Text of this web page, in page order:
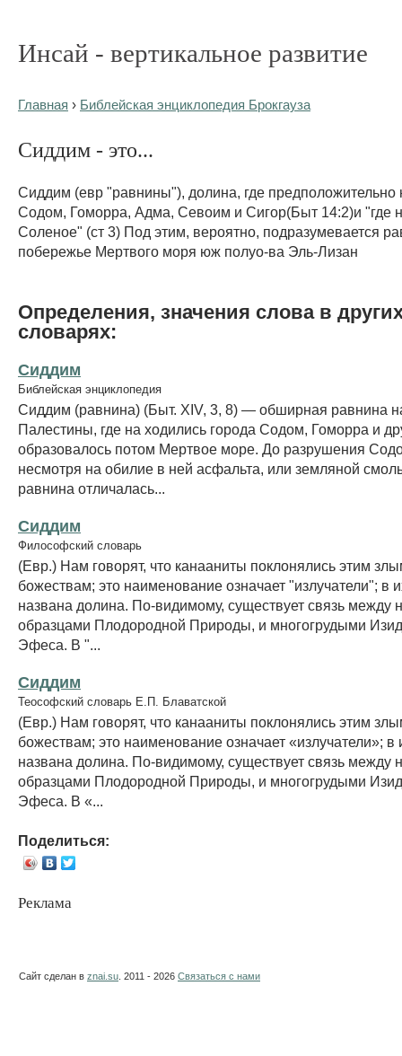
Инсай - вертикальное развитие
Главная › Библейская энциклопедия Брокгауза
Сиддим - это...
Сиддим (евр "равнины"), долина, где предположительно
Содом, Гоморра, Адма, Севоим и Сигор(Быт 14:2)и "где
Соленое" (ст 3) Под этим, вероятно, подразумевается
побережье Мертвого моря юж полуо-ва Эль-Лизан
Определения, значения слова в
словарях:
Сиддим
Библейская энциклопедия
Сиддим (равнина) (Быт. XIV, 3, 8) — обширная равнина
Палестины, где на ходились города Содом, Гоморра и
образовалось потом Мертвое море. До разрушения
несмотря на обилие в ней асфальта, или земляной
равнина отличалась...
Сиддим
Философский словарь
(Евр.) Нам говорят, что канааниты поклонялись этим
божествам; это наименование означает "излучатели"; в
названа долина. По-видимому, существует связь между
образцами Плодородной Природы, и многогрудыми
Эфеса. В "...
Сиддим
Теософский словарь Е.П. Блаватской
(Евр.) Нам говорят, что канааниты поклонялись этим
божествам; это наименование означает «излучатели»; в
названа долина. По-видимому, существует связь между
образцами Плодородной Природы, и многогрудыми
Эфеса. В «...
Поделиться:
Реклама
Сайт сделан в znai.su . 2011 - 2026 Связаться с нами